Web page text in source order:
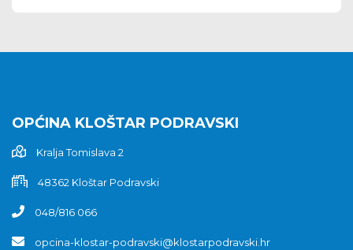
OPĆINA KLOŠTAR PODRAVSKI
Kralja Tomislava 2
48362 Kloštar Podravski
048/816 066
opcina-klostar-podravski@klostarpodravski.hr